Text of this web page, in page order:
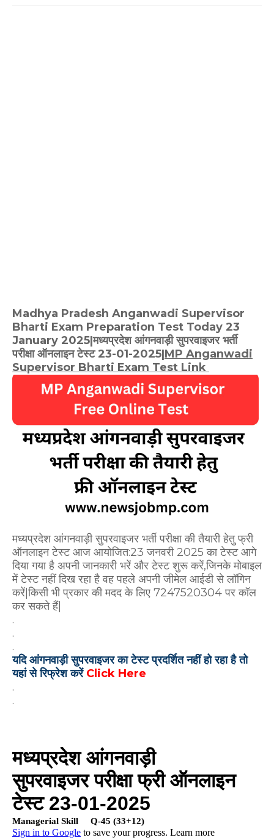
Madhya Pradesh Anganwadi Supervisor
Bharti Exam Preparation Test Today 23
January 2025|मध्यप्रदेश आंगनवाड़ी सुपरवाइजर भर्ती
परीक्षा ऑनलाइन टेस्ट 23-01-2025|MP Anganwadi
Supervisor Bharti Exam Test Link
मध्यप्रदेश आंगनवाड़ी सुपरवाइजर भर्ती परीक्षा की तैयारी हेतु फ्री
ऑनलाइन टेस्ट आज आयोजित:23 जनवरी 2025 का टेस्टआगे
दिया गया है अपनी जानकारी भरें और टेस्ट शुरू करें,जिनके मोबाइल
में टेस्ट नहीं दिख रहा है वह पहले अपनी जीमेल आईडी से लॉगिन
करें|किसी भी प्रकार की मदद के लिए 7247520304 पर कॉल
कर सकते हैं|
.
.
.
यदि आंगनवाड़ी सुपरवाइजर का टेस्ट प्रदर्शित नहीं हो रहा है तो
यहां से रिफ्रेश करें Click Here
.
.